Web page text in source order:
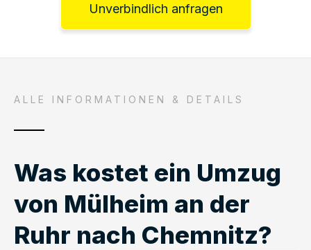
Unverbindlich anfragen
ALLE INFORMATIONEN & DETAILS
Was kostet ein Umzug
von Mülheim an der
Ruhr nach Chemnitz?